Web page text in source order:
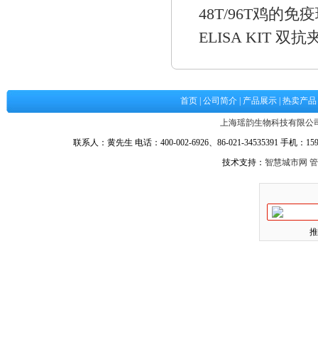
48T/96T鸡的免
ELISA KIT 双抗
首页 公司简介 产品展示 热卖产品
上海瑶韵生物科技有限公
联系人：黄先生 电话：400-002-6926、86-021-34535391 手机：
技术支持： 智慧城市网